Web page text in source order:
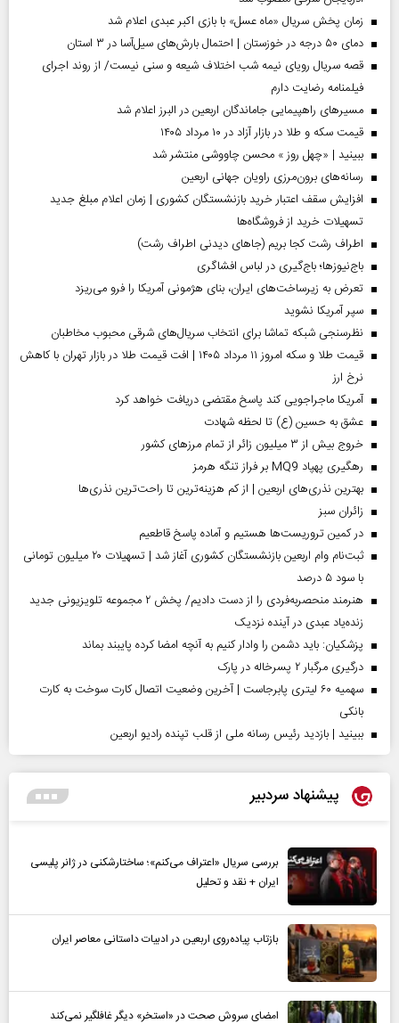
زمان پخش سریال «ماه عسل» با بازی اکبر عبدی اعلام شد
دمای ۵۰ درجه در خوزستان | احتمال بارش‌های سیل‌آسا در ۳ استان
قصه سریال رویای نیمه شب اختلاف شیعه و سنی نیست/ از روند اجرای
فیلمنامه رضایت دارم
مسیر‌های راهپیمایی جاماندگان اربعین در البرز اعلام شد
قیمت سکه و طلا در بازار آزاد در ۱۰ مرداد ۱۴۰۵
ببینید | «چهل روز » محسن چاووشی منتشر شد
رسانه‌های برون‌مرزی راویان جهانی اربعین
افزایش سقف اعتبار خرید بازنشستگان کشوری | زمان اعلام مبلغ جدید
تسهیلات خرید از فروشگاه‌ها
اطراف رشت کجا بریم (جاهای دیدنی اطراف رشت)
باج‌نیوزها؛ باج‌گیری در لباس افشاگری
تعرض به زیرساخت‌های ایران، بنای هژمونی آمریکا را فرو می‌ریزد
سپر آمریکا نشوید
نظرسنجی شبکه تماشا برای انتخاب سریال‌های شرقی محبوب مخاطبان
قیمت طلا و سکه امروز ۱۱ مرداد ۱۴۰۵ | افت قیمت طلا در بازار تهران با کاهش
نرخ ارز
آمریکا ماجراجویی کند پاسخ مقتضی دریافت خواهد کرد
عشق به حسین (ع) تا لحظه شهادت
خروج بیش از ۳ میلیون زائر از تمام مرز‌های کشور
رهگیری پهپاد MQ9 بر فراز تنگه هرمز
بهترین نذری‌های اربعین | از کم هزینه‌ترین تا راحت‌ترین نذری‌ها
‌زائران سبز
در کمین تروریست‌ها هستیم و آماده پاسخ قاطعیم
ثبت‌نام وام اربعین بازنشستگان کشوری آغاز شد | تسهیلات ۲۰ میلیون تومانی
با سود ۵ درصد
هنرمند منحصر‌به‌فردی را از دست دادیم/ پخش ۲ مجموعه تلویزیونی جدید
زنده‌یاد عبدی در آینده نزدیک
پزشکیان: باید دشمن را وادار کنیم به آنچه امضا کرده پایبند بماند
درگیری مرگبار ۲ پسرخاله در پارک
سهمیه ۶۰ لیتری پابرجاست | آخرین وضعیت اتصال کارت سوخت به کارت
بانکی
ببینید | بازدید رئیس رسانه ملی از قلب تپنده رادیو اربعین
پیشنهاد سردبیر
بررسی سریال «اعتراف می‌کنم»؛ ساختارشکنی در ژانر پلیسی
ایران + نقد و تحلیل
بازتاب پیاده‌روی اربعین در ادبیات داستانی معاصر ایران
امضای سروش صحت در «استخر» دیگر غافلگیر نمی‌کند